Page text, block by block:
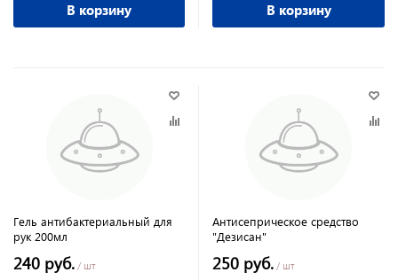
В корзину В корзину
Гель антибактериальный для
рук 200мл
240 руб. / шт
Антисеприческое средство
"Дезисан"
250 руб. / шт